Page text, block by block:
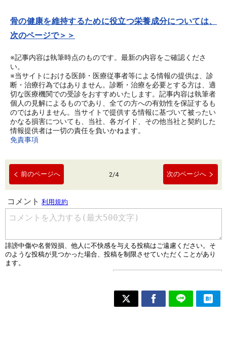
骨の健康を維持するために役立つ栄養成分については、
次のページで＞＞
※記事内容は執筆時点のものです。最新の内容をご確認くださ
い。
※当サイトにおける医師・医療従事者等による情報の提供は、診
断・治療行為ではありません。診断・治療を必要とする方は、適
切な医療機関での受診をおすすめいたします。記事内容は執筆者
個人の見解によるものであり、全ての方への有効性を保証するも
のではありません。当サイトで提供する情報に基づいて被ったい
かなる損害についても、当社、各ガイド、その他当社と契約した
情報提供者は一切の責任を負いかねます。
免責事項
前のページへ 2/4 次のページへ